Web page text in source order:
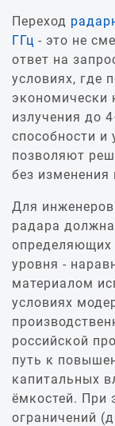
Переход
ГГц - это не
ответ на
условиях, где
экономически
излучения до
способности и
позволяют
без изменения
Для
радара
определяющих
уровня -
материалом
условиях
российской
путь к
капитальных
ёмкостей. При
ограничений